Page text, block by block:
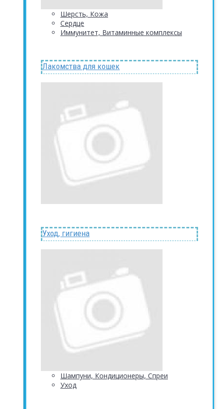
Шерсть, Кожа
Сердце
Иммунитет, Витаминные комплексы
Лакомства для кошек
Уход, гигиена
Шампуни, Кондиционеры, Спреи
Уход